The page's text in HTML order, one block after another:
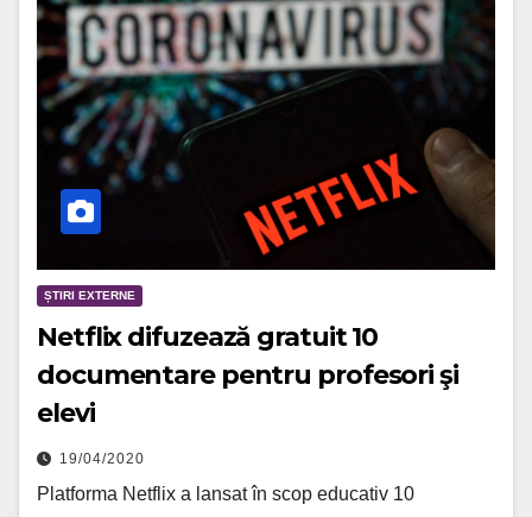
ȘTIRI EXTERNE
Netflix difuzează gratuit 10
documentare pentru profesori şi
elevi
19/04/2020
Platforma Netflix a lansat în scop educativ 10